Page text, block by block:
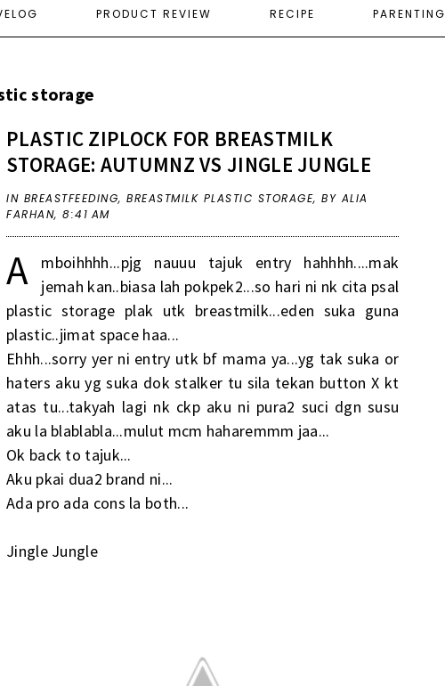
PRODUCT REVIEW RECIPE PARENTING
storage
PLASTIC ZIPLOCK FOR BREASTMILK
STORAGE: AUTUMNZ VS JINGLE JUNGLE
IN BREASTFEEDING,BREASTMILK PLASTIC STORAGE,BY ALIA
FARHAN,8:41 AM
A
mboihhhh...pjg nauuu tajuk entry hahhhh....mak
jemah kan..biasa lah pokpek2...so hari ni nk cita psal
plastic storage plak utk breastmilk...eden suka guna
plastic..jimat space haa...
Ehhh...sorry yer ni entry utk bf mama ya...yg tak suka or
haters aku yg suka dok stalker tu sila tekan button X kt
atas tu...takyah lagi nk ckp aku ni pura2 suci dgn susu
aku la blablabla...mulut mcm haharemmm jaa...
Ok back to tajuk...
Aku pkai dua2 brand ni...
Ada pro ada cons la both...
Jingle Jungle